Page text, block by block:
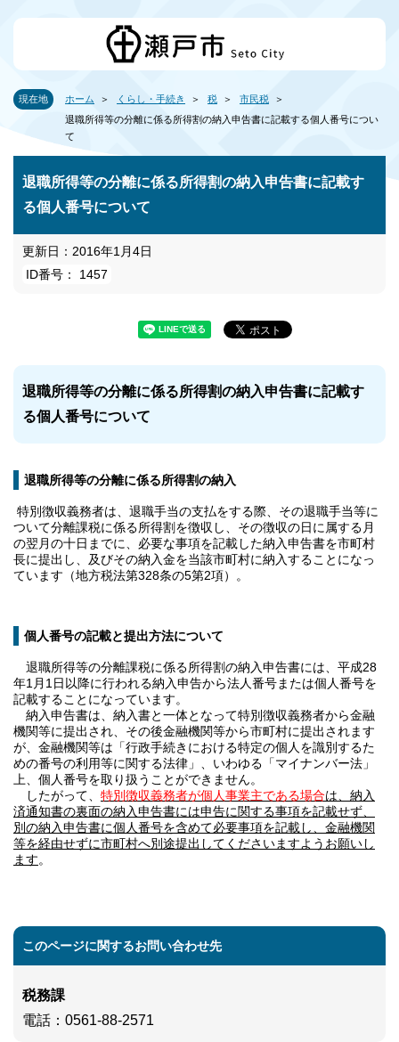
現在地 ホーム くらし・手続き 税
市民税
退職所得等の分離に係る所得割の納入申告書に記載する個人番号につい
て
退職所得等の分離に係る所得割の納入申告書に記載す
る個人番号について
更新日：2016年1月4日
ID番号： 1457
退職所得等の分離に係る所得割の納入申告書に記載す
る個人番号について
退職所得等の分離に係る所得割の納入
特別徴収義務者は、退職手当の支払をする際、その退職手当等に
ついて分離課税に係る所得割を徴収し、その徴収の日に属する月
の翌月の十日までに、必要な事項を記載した納入申告書を市町村
長に提出し、及びその納入金を当該市町村に納入することになっ
ています（地方税法第328条の5第2項）。
個人番号の記載と提出方法について
退職所得等の分離課税に係る所得割の納入申告書には、平成28
年1月1日以降に行われる納入申告から法人番号または個人番号を
記載することになっています。
納入申告書は、納入書と一体となって特別徴収義務者から金融
機関等に提出され、その後金融機関等から市町村に提出されます
が、金融機関等は「行政手続きにおける特定の個人を識別するた
めの番号の利用等に関する法律」、いわゆる「マイナンバー法」
上、個人番号を取り扱うことができません。
したがって、 特別徴収義務者が個人事業主である場合は、納入
済通知書の裏面の納入申告書には申告に関する事項を記載せず、
別の納入申告書に個人番号を含めて必要事項を記載し、金融機関
等を経由せずに市町村へ別途提出してくださいますようお願いし
ます。
このページに関するお問い合わせ先
税務課
電話 ：0561-88-2571